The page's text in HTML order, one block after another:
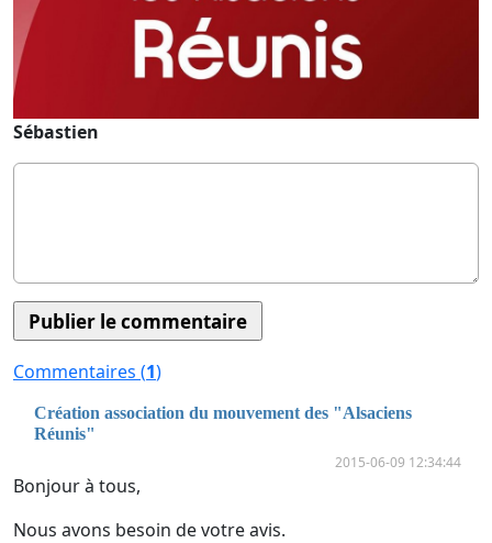
Sébastien
Commentaires (1)
Création association du mouvement des "Alsaciens
Réunis"
2015-06-09 12:34:44
Bonjour à tous,
Nous avons besoin de votre avis.